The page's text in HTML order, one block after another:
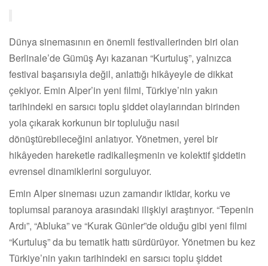
Dünya sinemasının en önemli festivallerinden biri olan
Berlinale’de Gümüş Ayı kazanan “Kurtuluş”, yalnızca
festival başarısıyla değil, anlattığı hikâyeyle de dikkat
çekiyor. Emin Alper’in yeni filmi, Türkiye’nin yakın
tarihindeki en sarsıcı toplu şiddet olaylarından birinden
yola çıkarak korkunun bir topluluğu nasıl
dönüştürebileceğini anlatıyor. Yönetmen, yerel bir
hikâyeden hareketle radikalleşmenin ve kolektif şiddetin
evrensel dinamiklerini sorguluyor.
Emin Alper sineması uzun zamandır iktidar, korku ve
toplumsal paranoya arasındaki ilişkiyi araştırıyor. “Tepenin
Ardı”, “Abluka” ve “Kurak Günler”de olduğu gibi yeni filmi
“Kurtuluş” da bu tematik hattı sürdürüyor. Yönetmen bu kez
Türkiye’nin yakın tarihindeki en sarsıcı toplu şiddet